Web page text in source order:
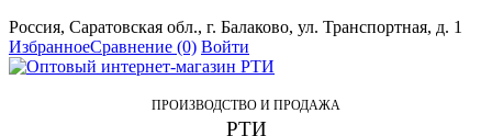
Россия, Саратовская обл., г. Балаково, ул. Транспортная, д. 1
ИзбранноеСравнение (0) Войти
ПРОИЗВОДСТВО И ПРОДАЖА
РТИ